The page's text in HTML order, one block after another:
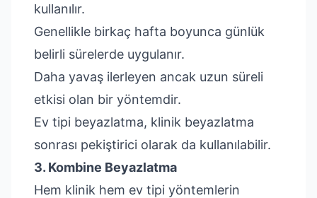
kullanılır.
Genellikle birkaç hafta boyunca günlük
belirli sürelerde uygulanır.
Daha yavaş ilerleyen ancak uzun süreli
etkisi olan bir yöntemdir.
Ev tipi beyazlatma, klinik beyazlatma
sonrası pekiştirici olarak da kullanılabilir.
3. Kombine Beyazlatma
Hem klinik hem ev tipi yöntemlerin